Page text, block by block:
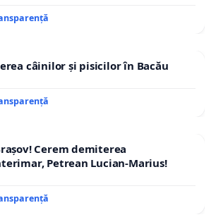
câinilor și pisicilor în Bacău
Cerem demiterea
Petrean Lucian-Marius!